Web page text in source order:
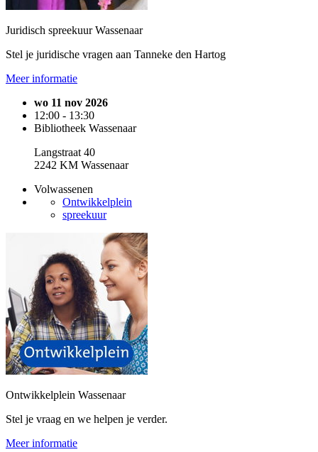
Juridisch spreekuur Wassenaar
Stel je juridische vragen aan Tanneke den Hartog
Meer informatie
wo 11 nov 2026
12:00 - 13:30
Bibliotheek Wassenaar
Langstraat 40
2242 KM Wassenaar
Volwassenen
Ontwikkelplein
spreekuur
Ontwikkelplein Wassenaar
Stel je vraag en we helpen je verder.
Meer informatie